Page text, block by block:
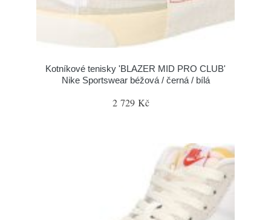
Kotníkové tenisky 'BLAZER MID PRO CLUB'
Nike Sportswear béžová / černá / bílá
2 729 Kč